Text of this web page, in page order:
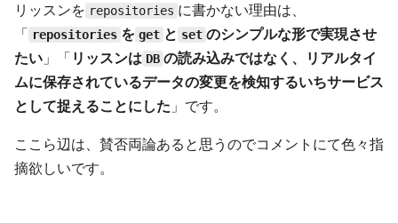
リッスンを repositories に書かない理由は、
「 repositories を get と set のシンプルな形で実現させ
たい 」「 リッスンは DB の読み込みではなく、リアルタイ
ムに保存されているデータの変更を検知するいちサービス
として捉えることにした 」です。
ここら辺は、賛否両論あると思うのでコメントにて色々指
摘欲しいです。